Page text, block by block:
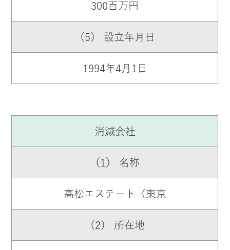
300百万円
（5） 設立年月日
1994年4月1日
消滅会社
（1） 名称
髙松エステート（東京
（2） 所在地